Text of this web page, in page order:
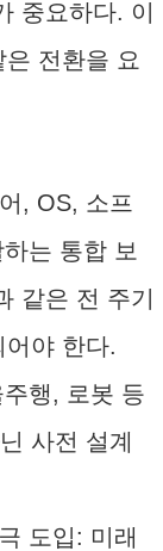
중요하다. 이
전환을 요
, OS, 소프
는 통합 보
같은 전 주기
야 한다.
행, 로봇 등
사전 설계
도입: 미래